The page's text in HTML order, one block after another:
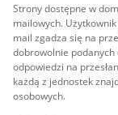
Strony dostępne w
mailowych.
mail zgadza się na
dobrowolnie podanych
odpowiedzi na
każdą z jednostek
osobowych.